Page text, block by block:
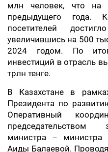
млн человек, что на
предыдущего года.
посетителей
увеличившись на 500
2024 годом. По
инвестиций в отрасль
трлн тенге.
В Казахстане в
Президента по
Оперативный
председательством
министра – министра
Аиды Балаевой.